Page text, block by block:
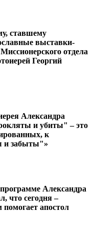
ставшему
выставки-
отдела
Георгий
Александра
и убиты" – это
к
и забыты"»
Александра
что сегодня –
апостол